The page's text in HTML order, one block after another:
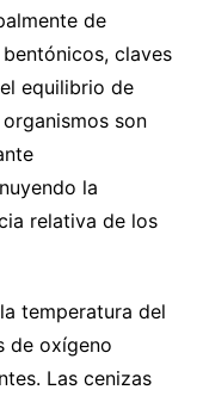
de
claves
equilibrio de
son
la
relativa de los
temperatura del
de oxígeno
Las cenizas